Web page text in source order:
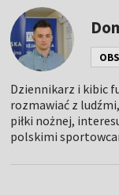
Dziennikarz i kibic
rozmawiać z
piłki nożnej,
polskimi